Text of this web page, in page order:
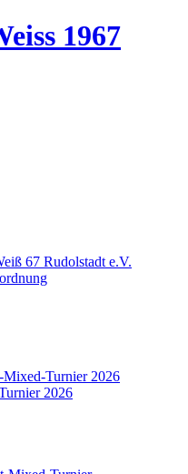
1967
67 Rudolstadt e.V.
Turnier 2026
2026